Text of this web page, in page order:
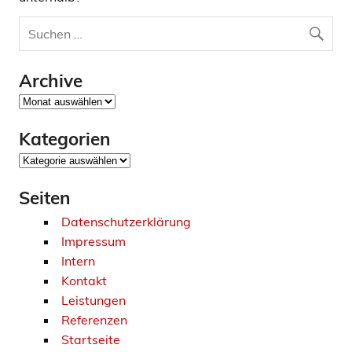
Archive
Archive
Kategorien
Kategorien
Seiten
Datenschutzerklärung
Impressum
Intern
Kontakt
Leistungen
Referenzen
Startseite